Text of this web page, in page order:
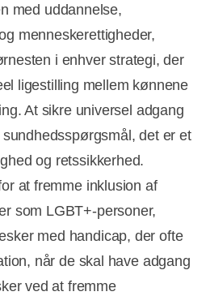
med uddannelse,
menneskerettigheder,
i enhver strategi, der
ligestilling mellem kønnene
At sikre universel adgang
det er et
og retssikkerhed.
at fremme inklusion af
som LGBT+-personer,
med handicap, der ofte
når de skal have adgang
ved at fremme